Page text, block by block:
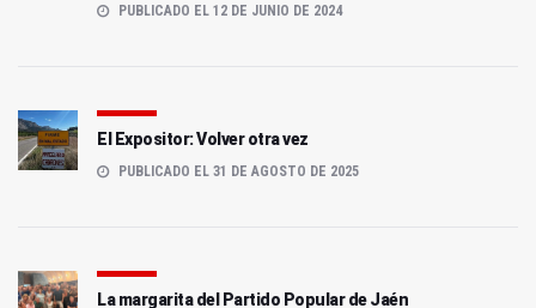
PUBLICADO EL 12 DE JUNIO DE 2024
El Expositor: Volver otra vez
PUBLICADO EL 31 DE AGOSTO DE 2025
La margarita del Partido Popular de Jaén